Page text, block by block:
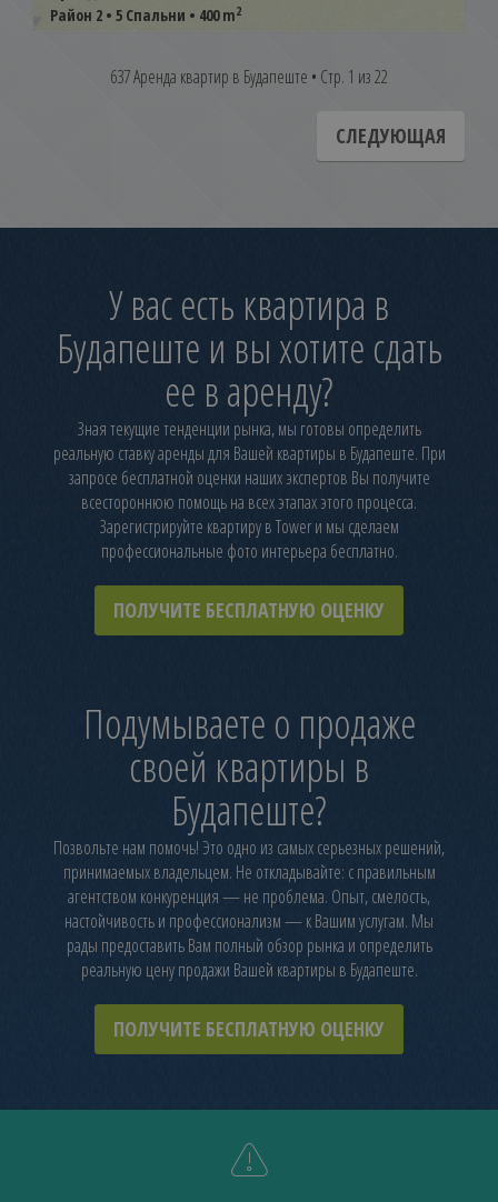
Район 2 • 5 Спальни • 400 m2
637 Аренда квартир в Будапеште • Стр. 1 из 22
СЛЕДУЮЩАЯ
У вас есть квартира в
Будапеште и вы хотите сдать
ее в аренду?
Зная текущие тенденции рынка, мы готовы определить
реальную ставку аренды для Вашей квартиры в Будапеште. При
запросе бесплатной оценки наших экспертов Вы получите
всестороннюю помощь на всех этапах этого процесса.
Зарегистрируйте квартиру в Tower и мы сделаем
профессиональные фото интерьера бесплатно.
ПОЛУЧИТЕ БЕСПЛАТНУЮ ОЦЕНКУ
Подумываете о продаже
своей квартиры в
Будапеште?
Позвольте нам помочь! Это одно из самых серьезных решений,
принимаемых владельцем. Не откладывайте: с правильным
агентством конкуренция — не проблема. Опыт, смелость,
настойчивость и профессионализм — к Вашим услугам. Мы
рады предоставить Вам полный обзор рынка и определить
реальную цену продажи Вашей квартиры в Будапеште.
ПОЛУЧИТЕ БЕСПЛАТНУЮ ОЦЕНКУ